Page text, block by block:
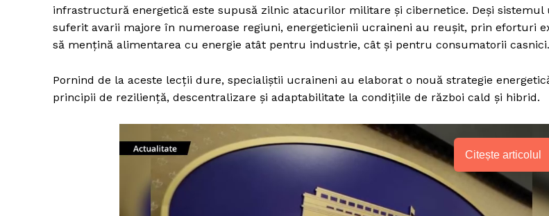
infrastructură energetică este supusă zilnic atacurilor militare și cibernetice. Deși sistemul
suferit avarii majore în numeroase regiuni, energeticienii ucraineni au reușit, prin eforturi
să mențină alimentarea cu energie atât pentru industrie, cât și pentru consumatorii casnici.
Pornind de la aceste lecții dure, specialiștii ucraineni au elaborat o nouă strategie
principii de reziliență, descentralizare și adaptabilitate la condițiile de război cald și hibrid.
Citește articolul